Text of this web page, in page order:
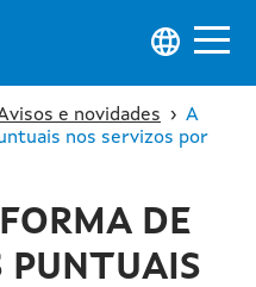
e novidades › A
nos servizos por
DE
PUNTUAIS